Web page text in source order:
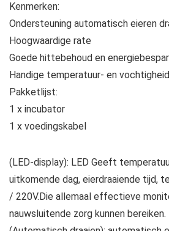
Kenmerken:
Ondersteuning automatisch eieren
Hoogwaardige rate
Goede hittebehoud en
Handige temperatuur- en
Pakketlijst:
1 x incubator
1 x voedingskabel
(LED-display): LED Geeft
uitkomende dag, eierdraaiende tijd,
/ 220V.Die allemaal effectieve
nauwsluitende zorg kunnen bereiken.